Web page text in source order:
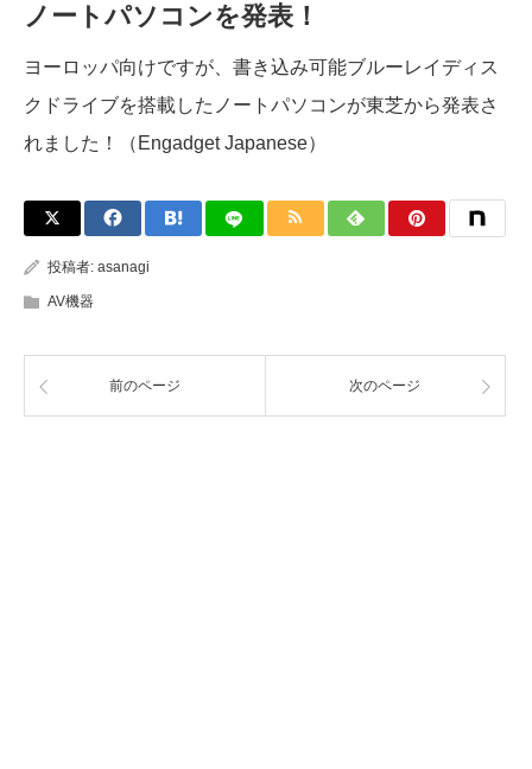
ノートパソコンを発表！
ヨーロッパ向けですが、書き込み可能ブルーレイディス
クドライブを搭載したノートパソコンが東芝から発表さ
れました！（Engadget Japanese）
投稿者: asanagi
AV機器
前のページ 次のページ